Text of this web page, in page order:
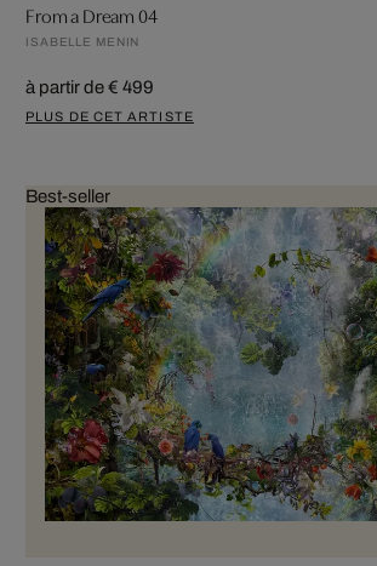
From a Dream 04
ISABELLE MENIN
à partir de € 499
PLUS DE CET ARTISTE
Best-seller